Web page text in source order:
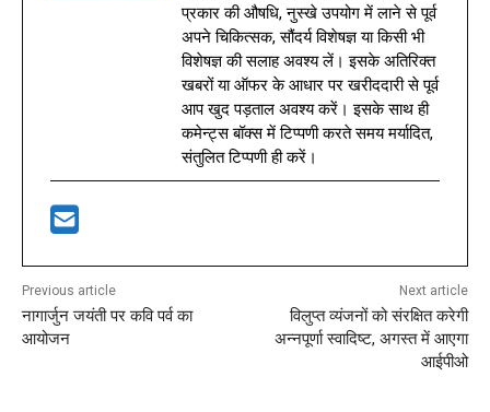
प्रकार की औषधि, नुस्खे उपयोग में लाने से पूर्व
अपने चिकित्सक, सौंदर्य विशेषज्ञ या किसी भी
विशेषज्ञ की सलाह अवश्य लें। इसके अतिरिक्त
खबरों या ऑफर के आधार पर खरीददारी से पूर्व
आप खुद पड़ताल अवश्य करें। इसके साथ ही
कमेन्ट्स बॉक्स में टिप्पणी करते समय मर्यादित,
संतुलित टिप्पणी ही करें।
Previous article
नागार्जुन जयंती पर कवि पर्व का
आयोजन
Next article
विलुप्त व्यंजनों को संरक्षित करेगी
अन्नपूर्णा स्वादिष्ट, अगस्त में आएगा
आईपीओ